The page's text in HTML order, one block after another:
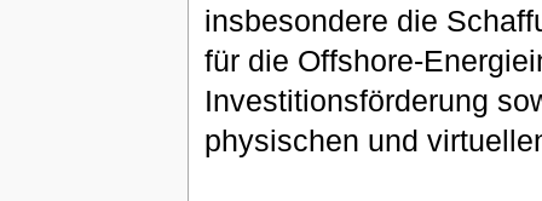
insbesondere die
für die Offshore-
Investitionsförderung
physischen und